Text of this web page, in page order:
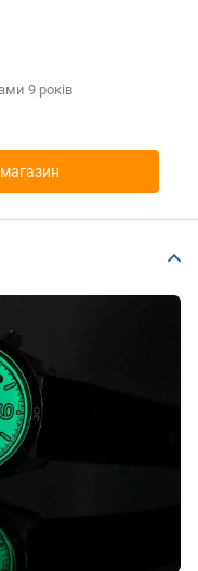
9 років